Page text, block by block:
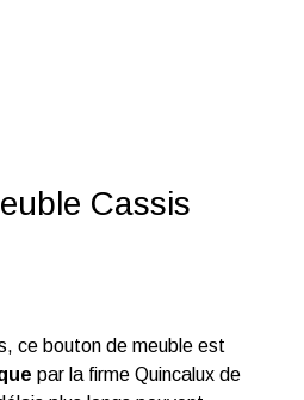
Cassis
ce bouton de meuble est
par la firme Quincalux de